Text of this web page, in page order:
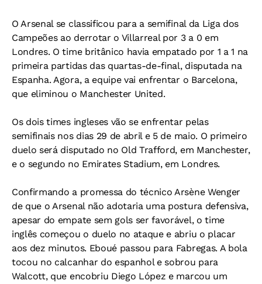
O Arsenal se classificou para a semifinal da Liga dos
Campeões ao derrotar o Villarreal por 3 a 0 em
Londres. O time britânico havia empatado por 1 a 1 na
primeira partidas das quartas-de-final, disputada na
Espanha. Agora, a equipe vai enfrentar o Barcelona,
que eliminou o Manchester United.
Os dois times ingleses vão se enfrentar pelas
semifinais nos dias 29 de abril e 5 de maio. O primeiro
duelo será disputado no Old Trafford, em Manchester,
e o segundo no Emirates Stadium, em Londres.
Confirmando a promessa do técnico Arsène Wenger
de que o Arsenal não adotaria uma postura defensiva,
apesar do empate sem gols ser favorável, o time
inglês começou o duelo no ataque e abriu o placar
aos dez minutos. Eboué passou para Fabregas. A bola
tocou no calcanhar do espanhol e sobrou para
Walcott, que encobriu Diego López e marcou um